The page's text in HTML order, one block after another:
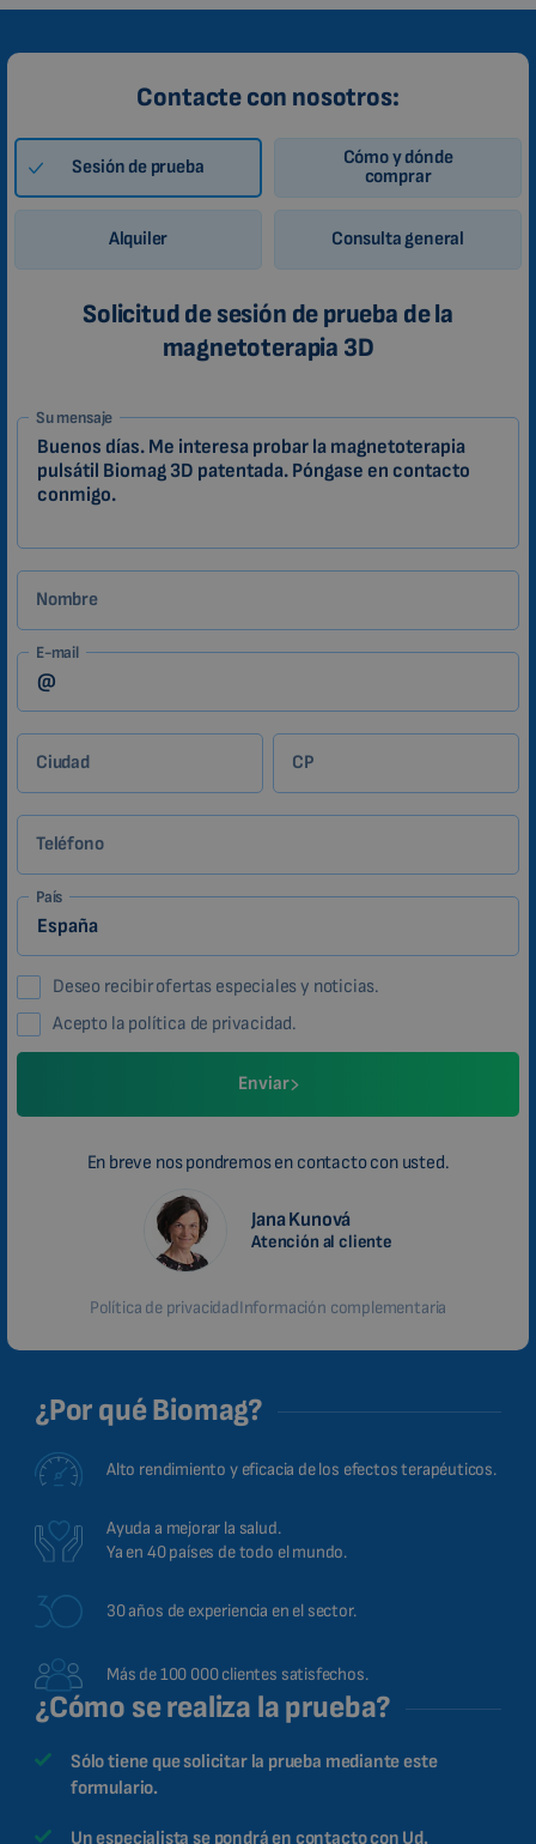
Contacte con nosotros:
Sesión de prueba
Cómo y dónde
comprar
Alquiler Consulta general
Solicitud de sesión de prueba de la
magnetoterapia 3D
1-
ES
Zákazník
Su mensaje
Nombre
E-mail
Ciudad CP
Teléfono
País
Deseo recibir ofertas especiales y noticias.
Acepto la política de privacidad.
Enviar
En breve nos pondremos en contacto con usted.
Jana Kunová
Atención al cliente
Política de privacidadInformación complementaria
¿Por qué Biomag?
Alto rendimiento y eficacia de los efectos terapéuticos.
Ayuda a mejorar la salud.
Ya en 40 países de todo el mundo.
30 años de experiencia en el sector.
Más de 100 000 clientes satisfechos.
¿Cómo se realiza la prueba?
Sólo tiene que solicitar la prueba mediante este
formulario.
Un especialista se pondrá en contacto con Ud.